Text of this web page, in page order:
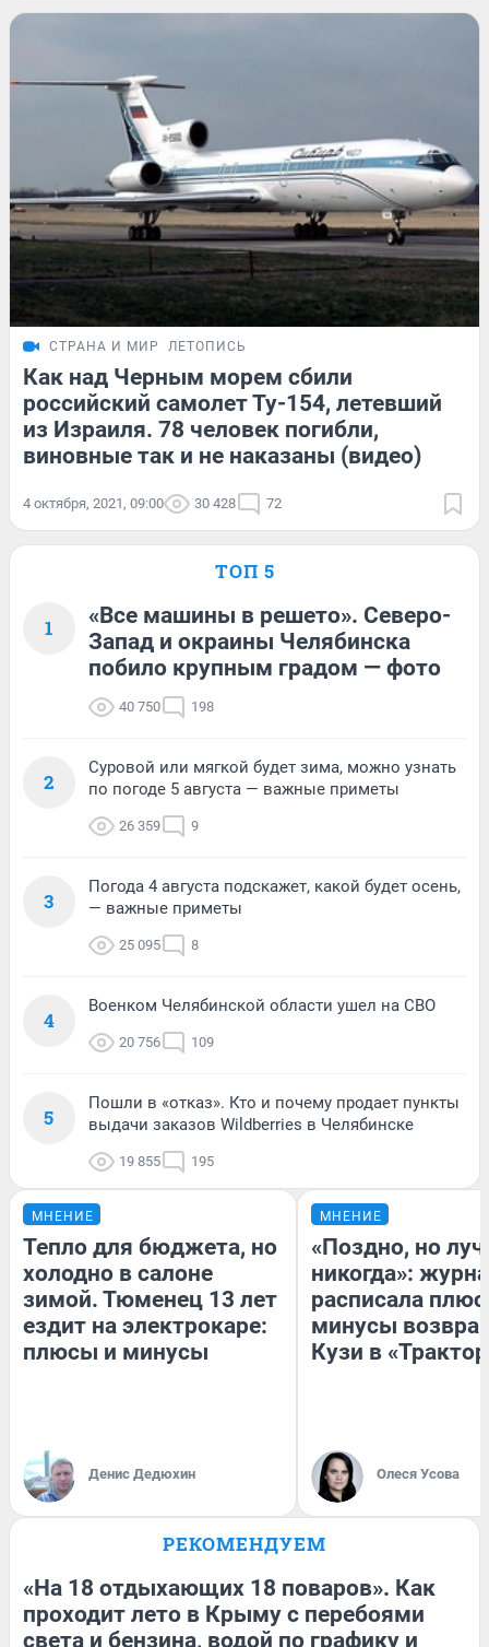
СТРАНА И МИР ЛЕТОПИСЬ
Как над Черным морем сбили
российский самолет Ту-154, летевший
из Израиля. 78 человек погибли,
виновные так и не наказаны (видео)
4 октября, 2021, 09:00 30 428 72
ТОП 5
1
«Все машины в решето». Северо-
Запад и окраины Челябинска
побило крупным градом — фото
40 750 198
2
Суровой или мягкой будет зима, можно узнать
по погоде 5 августа — важные приметы
26 359 9
3
Погода 4 августа подскажет, какой будет осень,
— важные приметы
25 095 8
4
Военком Челябинской области ушел на СВО
20 756 109
5
Пошли в «отказ». Кто и почему продает пункты
выдачи заказов Wildberries в Челябинске
19 855 195
МНЕНИЕ
Тепло для бюджета, но
холодно в салоне
зимой. Тюменец 13 лет
ездит на электрокаре:
плюсы и минусы
Денис Дедюхин
МНЕНИЕ
«Поздно, но
никогда»:
расписала
минусы
Кузи в
Олеся Усова
РЕКОМЕНДУЕМ
«На 18 отдыхающих 18 поваров». Как
проходит лето в Крыму с перебоями
света и бензина, водой по графику и